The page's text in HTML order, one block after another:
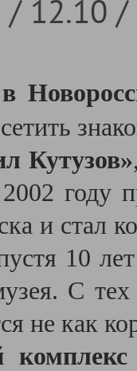
12.10 /
Кутузов»
году
и стал
10
С
не как